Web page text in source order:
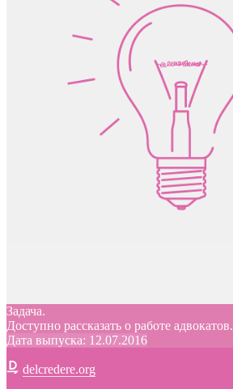
Задача.
Доступно рассказать о работе адвокатов.
Дата выпуска: 12.07.2016
delcredere.org